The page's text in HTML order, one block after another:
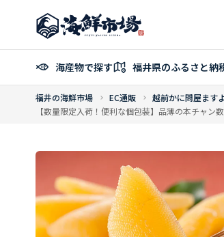
ン
へ
海産物で探す 福井県のふるさと納
福井の海鮮市場 EC通販 越前かに問屋ます
【数量限定入荷！便利な個包装】品薄の本チャ